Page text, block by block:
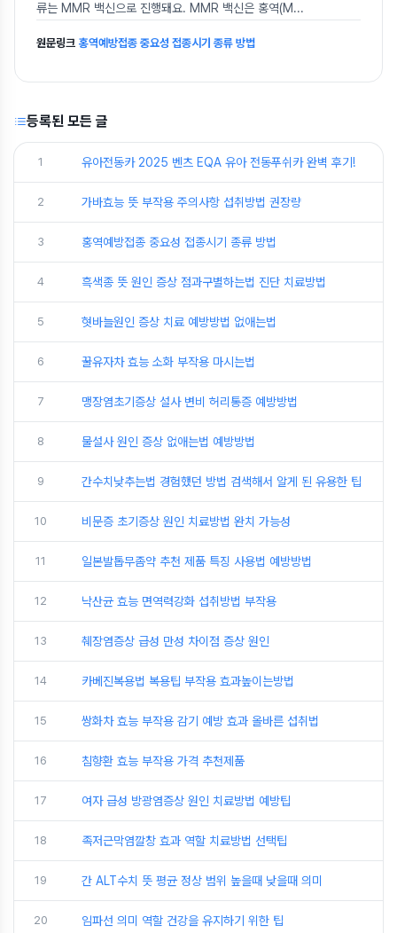
류는 MMR 백신으로 진행돼요. MMR 백신은 홍역(M...
원문링크 홍역예방접종 중요성 접종시기 종류 방법
등록된 모든 글
1 유아전동카 2025 벤츠 EQA 유아 전동푸쉬카 완벽 후기!
2 가바효능 뜻 부작용 주의사항 섭취방법 권장량
3 홍역예방접종 중요성 접종시기 종류 방법
4 흑색종 뜻 원인 증상 점과구별하는법 진단 치료방법
5 혓바늘원인 증상 치료 예방방법 없애는법
6 꿀유자차 효능 소화 부작용 마시는법
7 맹장염초기증상 설사 변비 허리통증 예방방법
8 물설사 원인 증상 없애는법 예방방법
9 간수치낮추는법 경험했던 방법 검색해서 알게 된 유용한 팁
10 비문증 초기증상 원인 치료방법 완치 가능성
11 일본발톱무좀약 추천 제품 특징 사용법 예방방법
12 낙산균 효능 면역력강화 섭취방법 부작용
13 췌장염증상 급성 만성 차이점 증상 원인
14 카베진복용법 복용팁 부작용 효과높이는방법
15 쌍화차 효능 부작용 감기 예방 효과 올바른 섭취법
16 침향환 효능 부작용 가격 추천제품
17 여자 급성 방광염증상 원인 치료방법 예방팁
18 족저근막염깔창 효과 역할 치료방법 선택팁
19 간 ALT수치 뜻 평균 정상 범위 높을때 낮을때 의미
20 임파선 의미 역할 건강을 유지하기 위한 팁